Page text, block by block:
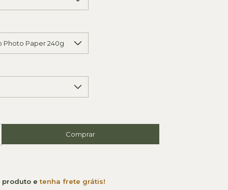
produto etenha frete grátis!